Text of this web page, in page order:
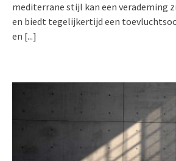
mediterrane stijl kan een verademing
en biedt tegelijkertijd een
en [...]